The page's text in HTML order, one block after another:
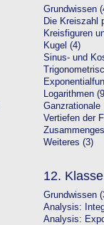
Grundwissen
Die Kreiszahl
Kreisfiguren
Kugel (4)
Sinus- und
Logarithmen
Ganzrationale
Vertiefen der
Weiteres (3)
12. Klasse
Grundwissen
Analysis:
Analysis: